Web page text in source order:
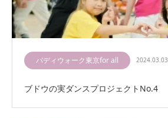
バディウォーク東京for all 2024.03.03
ブドウの実ダンスプロジェクトNo.4